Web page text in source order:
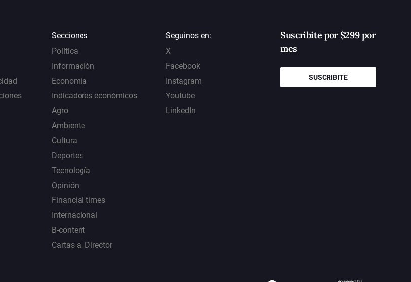
Secciones
Política
Información
Economía
Indicadores económicos
Agro
Ambiente
Cultura
Deportes
Tecnología
Opinión
Financial times
Internacional
B-content
Cartas al Director
Seguinos en:
X
Facebook
Instagram
Youtube
LinkedIn
Suscribite por $299 por
mes
SUSCRIBITE